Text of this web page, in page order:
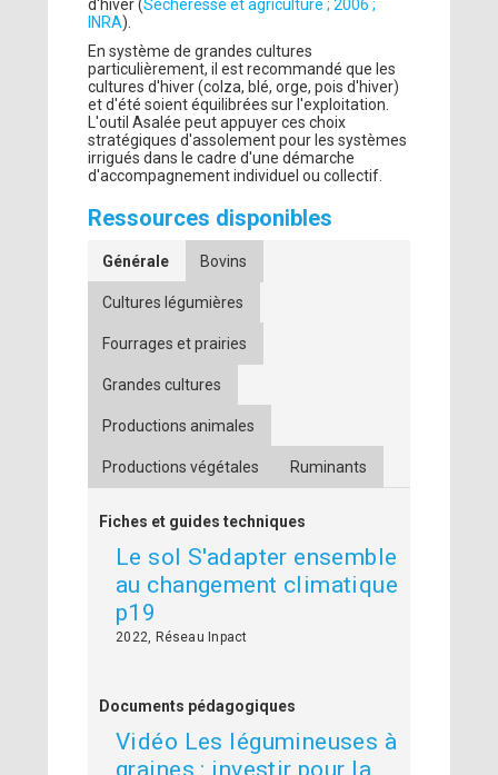
d'hiver (Sécheresse et agriculture ; 2006 ;
INRA).
En système de grandes cultures
particulièrement, il est recommandé que les
cultures d'hiver (colza, blé, orge, pois d'hiver)
et d'été soient équilibrées sur l'exploitation.
L'outil Asalée peut appuyer ces choix
stratégiques d'assolement pour les systèmes
irrigués dans le cadre d'une démarche
d'accompagnement individuel ou collectif.
Ressources disponibles
Générale Bovins
Cultures légumières
Fourrages et prairies
Grandes cultures
Productions animales
Productions végétales Ruminants
Fiches et guides techniques
Le sol S'adapter ensemble
au changement climatique
p19
2022, Réseau Inpact
Documents pédagogiques
Vidéo Les légumineuses à
graines : investir pour la